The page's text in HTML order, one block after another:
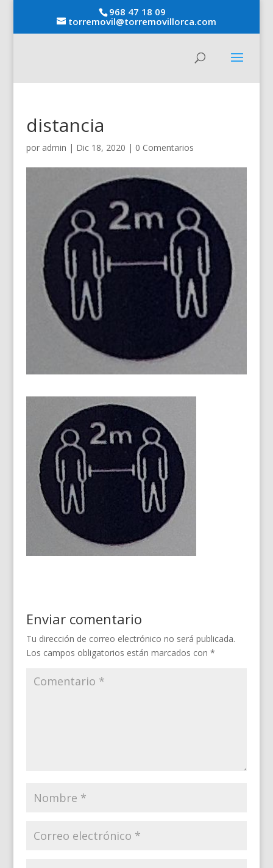
968 47 18 09
torremovil@torremovillorca.com
distancia
por admin | Dic 18, 2020 | 0 Comentarios
Enviar comentario
Tu dirección de correo electrónico no será publicada.
Los campos obligatorios están marcados con *